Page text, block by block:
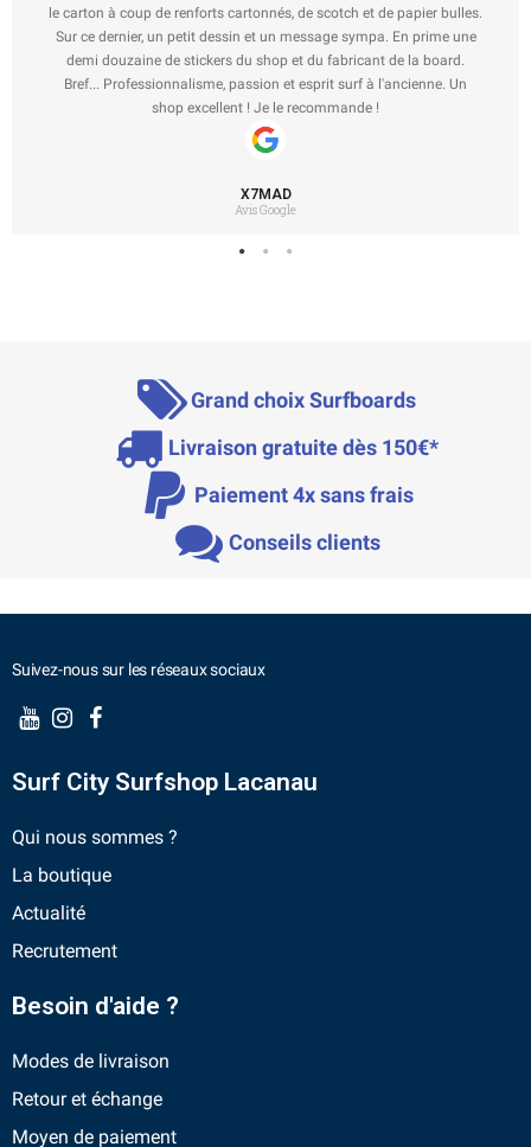
le carton à coup de renforts cartonnés, de scotch et de papier bulles.
Sur ce dernier, un petit dessin et un message sympa. En prime une
demi douzaine de stickers du shop et du fabricant de la board.
Bref... Professionnalisme, passion et esprit surf à l'ancienne. Un
shop excellent ! Je le recommande !
X7MAD
Avis Google
Grand choix Surfboards
Livraison gratuite dès 150€*
Paiement 4x sans frais
Conseils clients
Suivez-nous sur les réseaux sociaux
Surf City Surfshop Lacanau
Qui nous sommes ?
La boutique
Actualité
Recrutement
Besoin d'aide ?
Modes de livraison
Retour et échange
Moyen de paiement